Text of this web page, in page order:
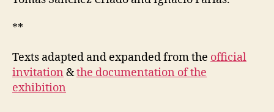
**
Texts adapted and expanded from the official
invitation &the documentation of the
exhibition